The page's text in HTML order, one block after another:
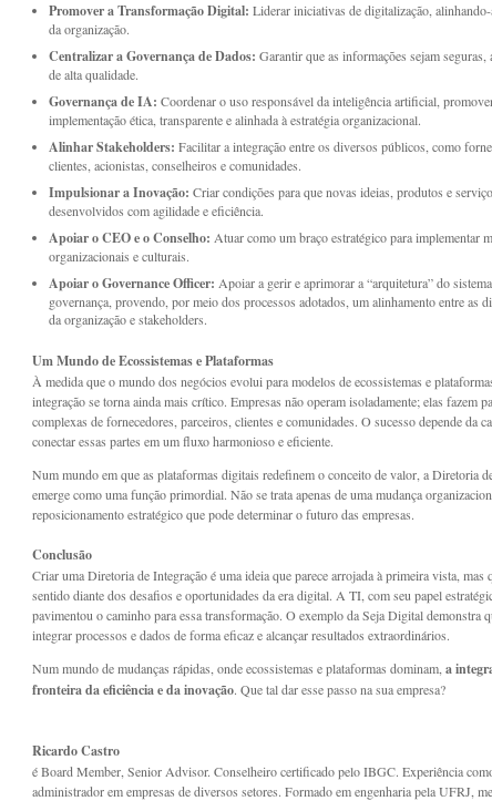
Promover a Transformação Digital: Liderar iniciativas de digitalização, alinhando-
da organização.
Centralizar a Governança de Dados: Garantir que as informações sejam seguras,
de alta qualidade.
Governança de IA: Coordenar o uso responsável da inteligência artificial,
implementação ética, transparente e alinhada à estratégia organizacional.
Alinhar Stakeholders: Facilitar a integração entre os diversos públicos, como
clientes, acionistas, conselheiros e comunidades.
Impulsionar a Inovação: Criar condições para que novas ideias, produtos e
desenvolvidos com agilidade e eficiência.
Apoiar o CEO e o Conselho: Atuar como um braço estratégico para implementar
organizacionais e culturais.
Apoiar o Governance Officer: Apoiar a gerir e aprimorar a “arquitetura” do
governança, provendo, por meio dos processos adotados, um alinhamento entre as
da organização e stakeholders.
Um Mundo de Ecossistemas e Plataformas
À medida que o mundo dos negócios evolui para modelos de ecossistemas e
integração se torna ainda mais crítico. Empresas não operam isoladamente; elas fazem
complexas de fornecedores, parceiros, clientes e comunidades. O sucesso depende da
conectar essas partes em um fluxo harmonioso e eficiente.
Num mundo em que as plataformas digitais redefinem o conceito de valor, a Diretoria
emerge como uma função primordial. Não se trata apenas de uma mudança
reposicionamento estratégico que pode determinar o futuro das empresas.
Conclusão
Criar uma Diretoria de Integração é uma ideia que parece arrojada à primeira vista, mas
sentido diante dos desafios e oportunidades da era digital. A TI, com seu papel
pavimentou o caminho para essa transformação. O exemplo da Seja Digital demonstra
integrar processos e dados de forma eficaz e alcançar resultados extraordinários.
Num mundo de mudanças rápidas, onde ecossistemas e plataformas dominam,a
fronteira da eficiência e da inovação. Que tal dar esse passo na sua empresa?
Ricardo Castro
é Board Member, Senior Advisor. Conselheiro certificado pelo IBGC. Experiência
administrador em empresas de diversos setores. Formado em engenharia pela UFRJ,